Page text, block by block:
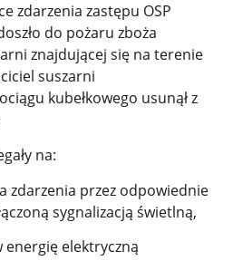
zdarzenia zastępu OSP
do pożaru zboża
znajdującej się na terenie
suszarni
kubełkowego usunął z
na:
zdarzenia przez odpowiednie
sygnalizacją świetlną,
energię elektryczną